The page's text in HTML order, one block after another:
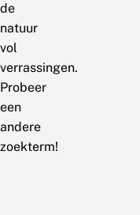
de
natuur
vol
verrassingen.
Probeer
een
andere
zoekterm!